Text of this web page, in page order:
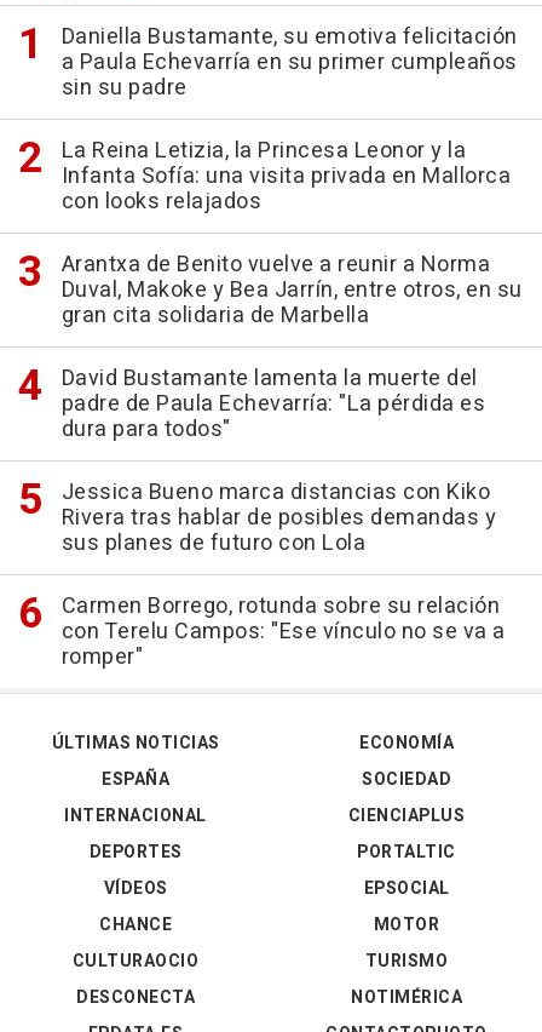
Daniella Bustamante, su emotiva felicitación
a Paula Echevarría en su primer cumpleaños
sin su padre
La Reina Letizia, la Princesa Leonor y la
Infanta Sofía: una visita privada en Mallorca
con looks relajados
Arantxa de Benito vuelve a reunir a Norma
Duval, Makoke y Bea Jarrín, entre otros, en su
gran cita solidaria de Marbella
David Bustamante lamenta la muerte del
padre de Paula Echevarría: "La pérdida es
dura para todos"
Jessica Bueno marca distancias con Kiko
Rivera tras hablar de posibles demandas y
sus planes de futuro con Lola
Carmen Borrego, rotunda sobre su relación
con Terelu Campos: "Ese vínculo no se va a
romper"
ÚLTIMAS NOTICIAS
ESPAÑA
INTERNACIONAL
DEPORTES
VÍDEOS
ECONOMÍA
SOCIEDAD
CIENCIAPLUS
PORTALTIC
EPSOCIAL
CHANCE
CULTURAOCIO
DESCONECTA
MOTOR
TURISMO
NOTIMÉRICA